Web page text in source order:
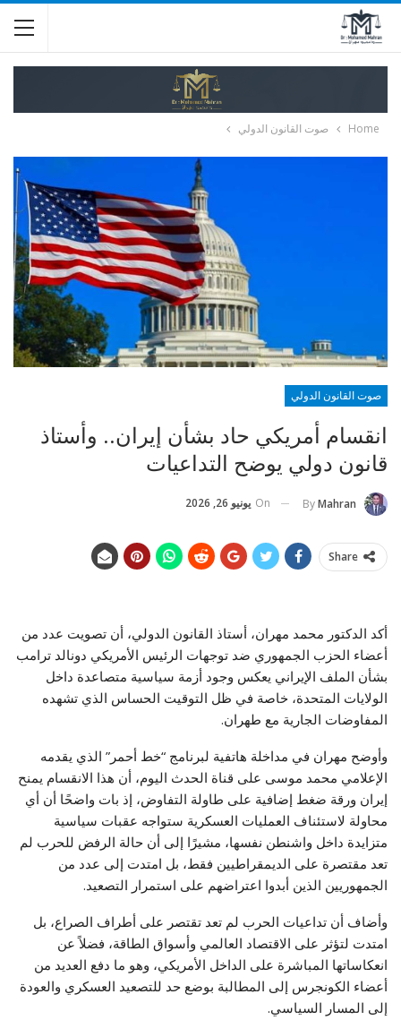
Home صوت القانون الدولي
صوت القانون الدولي
انقسام أمريكي حاد بشأن إيران.. وأستاذ
قانون دولي يوضح التداعيات
ByMahran
On يونيو 26, 2026
Share
أكد الدكتور محمد مهران، أستاذ القانون الدولي، أن تصويت عدد من
أعضاء الحزب الجمهوري ضد توجهات الرئيس الأمريكي دونالد ترامب
بشأن الملف الإيراني يعكس وجود أزمة سياسية متصاعدة داخل
الولايات المتحدة، خاصة في ظل التوقيت الحساس الذي تشهده
المفاوضات الجارية مع طهران.
وأوضح مهران في مداخلة هاتفية لبرنامج “خط أحمر” الذي يقدمه
الإعلامي محمد موسى على قناة الحدث اليوم، أن هذا الانقسام يمنح
إيران ورقة ضغط إضافية على طاولة التفاوض، إذ بات واضحًا أن أي
محاولة لاستئناف العمليات العسكرية ستواجه عقبات سياسية
متزايدة داخل واشنطن نفسها، مشيرًا إلى أن حالة الرفض للحرب لم
تعد مقتصرة على الديمقراطيين فقط، بل امتدت إلى عدد من
الجمهوريين الذين أبدوا اعتراضهم على استمرار التصعيد.
وأضاف أن تداعيات الحرب لم تعد تقتصر على أطراف الصراع، بل
امتدت لتؤثر على الاقتصاد العالمي وأسواق الطاقة، فضلاً عن
انعكاساتها المباشرة على الداخل الأمريكي، وهو ما دفع العديد من
أعضاء الكونجرس إلى المطالبة بوضع حد للتصعيد العسكري والعودة
إلى المسار السياسي.